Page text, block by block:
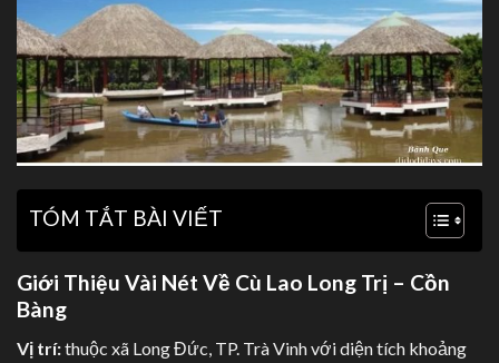
TÓM TẮT BÀI VIẾT
Giới Thiệu Vài Nét Về Cù Lao Long Trị – Cồn
Bàng
Vị trí:thuộc xã Long Đức, TP. Trà Vinh với diện tích khoảng